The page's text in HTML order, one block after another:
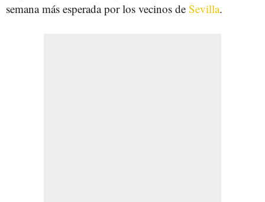
semana más esperada por los vecinos de Sevilla.